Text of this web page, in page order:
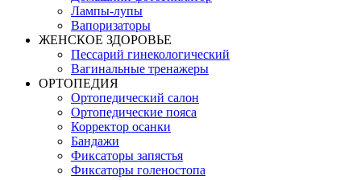
Лампы-лупы
Вапоризаторы
ЖЕНСКОЕ ЗДОРОВЬЕ
Пессарий гинекологический
Вагинальные тренажеры
ОРТОПЕДИЯ
Ортопедический салон
Ортопедические пояса
Корректор осанки
Бандажи
Фиксаторы запястья
Фиксаторы голеностопа